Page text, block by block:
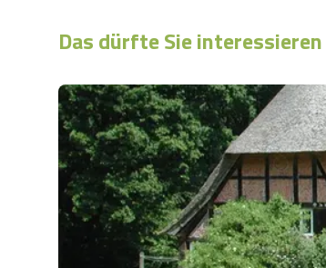
Das dürfte Sie interessieren